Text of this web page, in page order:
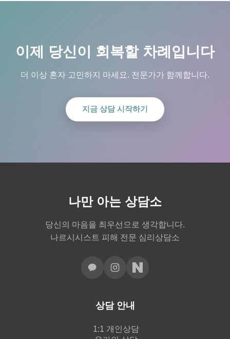
이제 당신이 회복할 차례입니다
더 이상 혼자 고민하지 마세요. 전문가가 함께합니다.
지금 상담 시작하기
나만 아는 상담소
당신의 마음을 최우선으로 생각합니다.
나르시시스트 피해 전문 심리상담소
상담 안내
1:1 개인상담